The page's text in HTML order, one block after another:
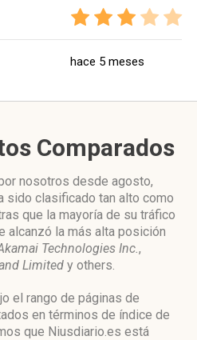
hace 5 meses
Comparados
nosotros desde agosto,
sido clasificado tan alto como
que la mayoría de su tráfico
alcanzó la más alta posición
Technologies Inc.,
Limited y others.
el rango de páginas de
en términos de índice de
que Niusdiario.es está